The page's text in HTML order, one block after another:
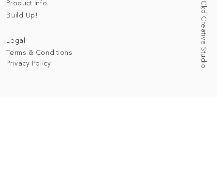
Legal
Terms & Conditions
Privacy Policy
Product Info.
Build Up!